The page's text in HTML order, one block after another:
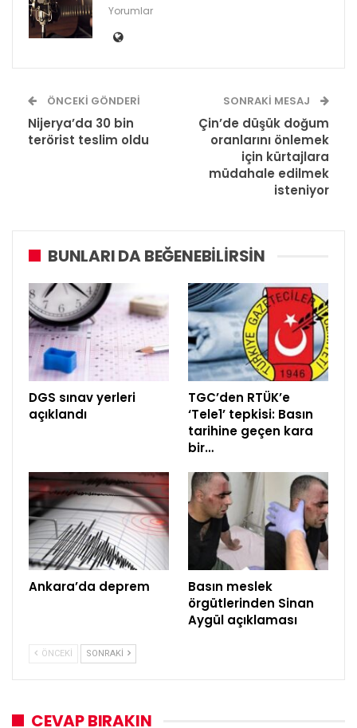
Yorumlar
ÖNCEKI GÖNDERI
Nijerya’da 30 bin
terörist teslim oldu
SONRAKI MESAJ
Çin’de düşük doğum
oranlarını önlemek
için kürtajlara
müdahale edilmek
isteniyor
BUNLARI DA BEĞENEBILIRSIN
DGS sınav yerleri
açıklandı
TGC’den RTÜK’e
‘Tele1’ tepkisi: Basın
tarihine geçen kara
bir…
Ankara’da deprem
Basın meslek
örgütlerinden Sinan
Aygül açıklaması
ÖNCEKI SONRAKI
CEVAP BIRAKIN